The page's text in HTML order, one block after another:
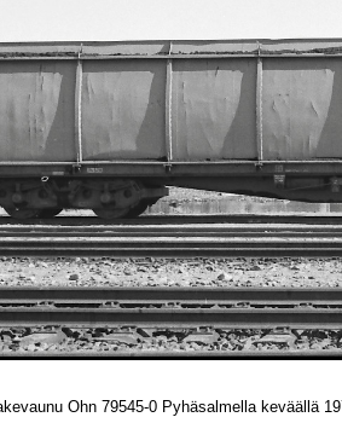
Ohn 79545-0 Pyhäsalmella keväällä